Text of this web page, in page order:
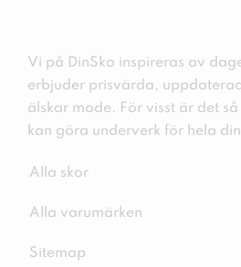
Vi på DinSko inspireras av
erbjuder prisvärda,
älskar mode. För visst är det
kan göra underverk för hela
Alla skor
Alla varumärken
Sitemap